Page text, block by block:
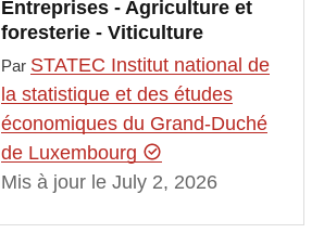
Entreprises - Agriculture et
foresterie - Viticulture
Par STATEC Institut national de
la statistique et des études
économiques du Grand-Duché
de Luxembourg
Mis à jour le July 2, 2026